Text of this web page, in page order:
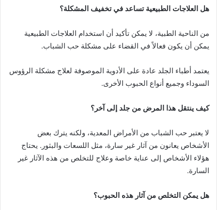
هل العلاجات الطبيعية تساعد في تخفيف المشكلة؟
من الناحية الطبية، لا يمكن تأكيد أن استخدام العلاجات الطبيعية
يمكن أن يكون فعالاً في القضاء على مشكلة حب الشباب.
يعتمد أطباء الجلد عادة على الأدوية الموصوفة لعلاج مشكلة الرؤوس
السوداء وجميع أنواع الحبوب الأخرى.
كيف ينتقل هذا المرض من جلد إلى آخر؟
لا يعتبر حب الشباب من الأمراض المعدية، ولكنه يترك بعض
الأشخاص يعانون من آثار غير سارة، مثل اللسعات والبثور. يحتاج
هؤلاء الأشخاص إلى عناية خاصة وعلاج للتخلص من هذه الآثار غير
السارة.
هل يمكن التخلص من آثار هذه الحبوب؟